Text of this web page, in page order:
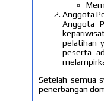
Anggota
Anggota
pelatihan
peserta
Setelah semua
penerbangan